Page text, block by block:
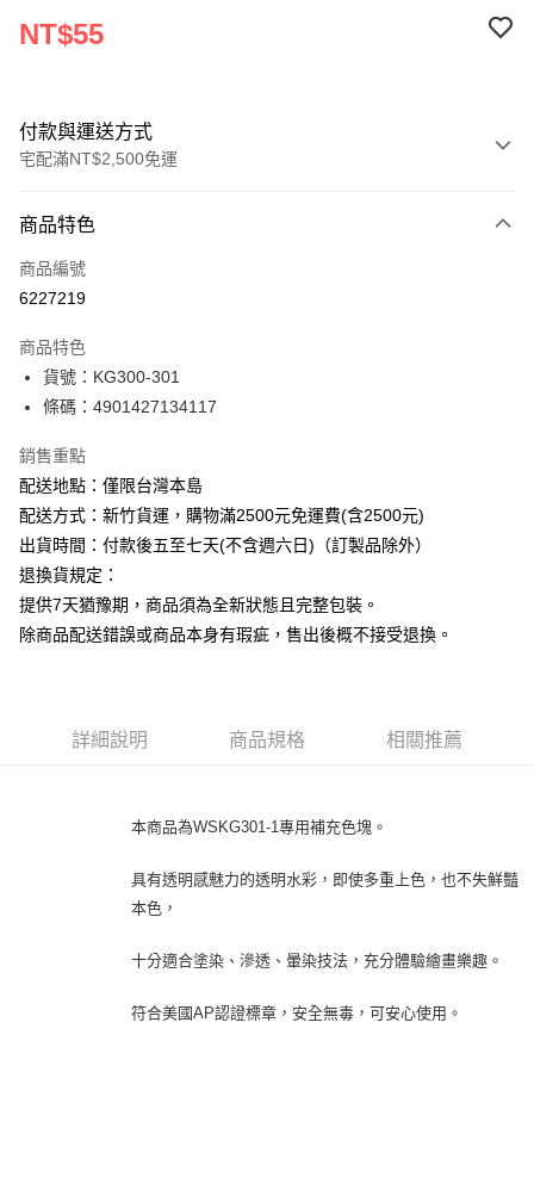
NT$55
付款與運送方式
宅配滿NT$2,500免運
信用卡一次付款
Apple Pay
悠遊付
ATM付款
運送方式
下單前請先詢問庫存
每筆NT$130，滿NT$2,500(含以上)免運費
商品特色
商品編號
6227219
商品特色
貨號：KG300-301
條碼：4901427134117
銷售重點
配送地點：僅限台灣本島
配送方式：新竹貨運，購物滿2500元免運費(含2500元)
出貨時間：付款後五至七天(不含週六日)（訂製品除外）
退換貨規定：
提供7天猶豫期，商品須為全新狀態且完整包裝。
除商品配送錯誤或商品本身有瑕疵，售出後概不接受退換。
詳細說明 商品規格 相關推薦
本商品為WSKG301-1專用補充色塊。
具有透明感魅力的透明水彩，即使多重上色，也不失鮮豔
本色，
十分適合塗染、滲透、暈染技法，充分體驗繪畫樂趣。
符合美國AP認證標章，安全無毒，可安心使用。